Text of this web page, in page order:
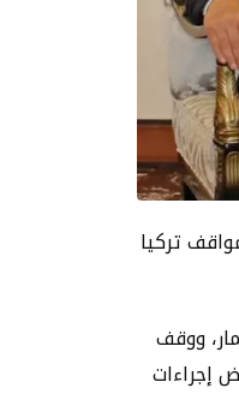
تركيا
ووقف
إجراءات